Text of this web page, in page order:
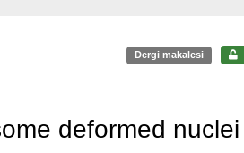
Dergi makalesi
deformed nuclei